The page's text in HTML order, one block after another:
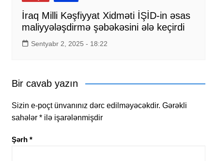
İraq Milli Kəşfiyyat Xidməti İŞİD-in əsas
maliyyələşdirmə şəbəkəsini ələ keçirdi
Sentyabr 2, 2025 - 18:22
Bir cavab yazın
Sizin e-poçt ünvanınız dərc edilməyəcəkdir. Gərəkli
sahələr *ilə işarələnmişdir
Şərh *